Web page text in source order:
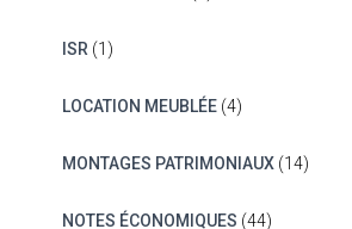
ISR (1)
LOCATION MEUBLÉE(4)
MONTAGES PATRIMONIAUX(14)
NOTES ÉCONOMIQUES (44)